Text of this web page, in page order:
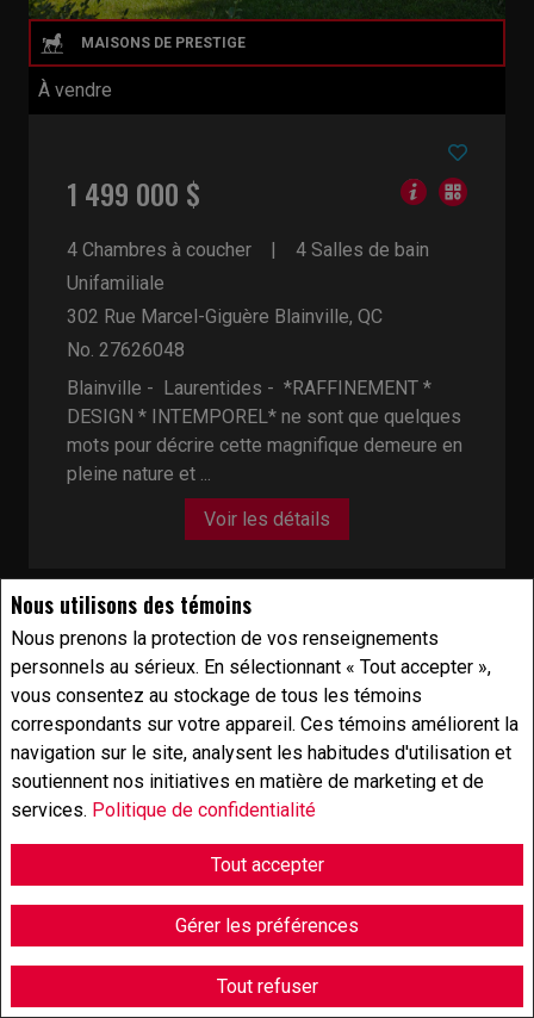
Nous utilisons des témoins
Nous prenons la protection de vos renseignements
personnels au sérieux. En sélectionnant « Tout accepter »,
vous consentez au stockage de tous les témoins
correspondants sur votre appareil. Ces témoins améliorent la
navigation sur le site, analysent les habitudes d'utilisation et
soutiennent nos initiatives en matière de marketing et de
services. Politique de confidentialité
Tout accepter
Gérer les préférences
Tout refuser
À vendre
1 499 000 $
4 Chambres à coucher
4 Salles de bain
Unifamiliale
302 Rue Marcel-Giguère Blainville, QC
No. 27626048
Blainville - Laurentides - *RAFFINEMENT *
DESIGN * INTEMPOREL* ne sont que quelques
mots pour décrire cette magnifique demeure en
pleine nature et ...
Voir les détails